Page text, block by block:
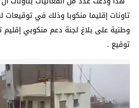
تاونات إقليما منكوبا وذلك في
توقيع .